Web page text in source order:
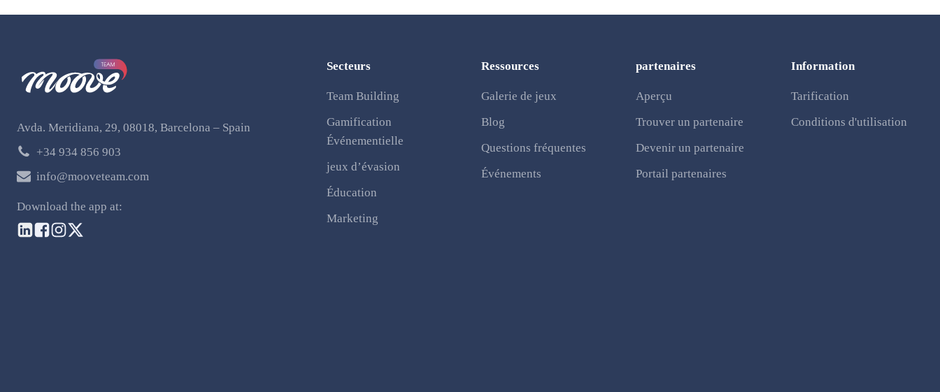
Avda. Meridiana, 29, 08018, Barcelona – Spain
+34 934 856 903
info@mooveteam.com
Download the app at:
Secteurs
Team Building
Gamification
Événementielle
jeux d’évasion
Éducation
Marketing
Ressources
Galerie de jeux
Blog
Questions fréquentes
Événements
partenaires
Aperçu
Trouver un partenaire
Devenir un partenaire
Portail partenaires
Information
Tarification
Conditions d'utilisation